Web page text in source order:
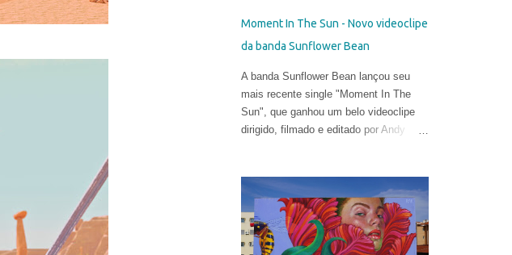
regras da proporção é sua maior fonte
uma arte mais subjetiva. Belin gosta de
definir esse experimento como "pós-
neo-cubismo".
Moment In The Sun - Novo videoclipe
da banda Sunflower Bean
A banda Sunflower Bean lançou seu
mais recente single "Moment In The
Sun", que ganhou um belo videoclipe
dirigido, filmado e editado por Andy